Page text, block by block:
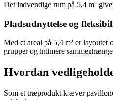
Det indvendige rum på 5,4 m²
Pladsudnyttelse og
Med et areal på 5,4 m² er
grupper og intimere
Hvordan
Som et træprodukt kræver